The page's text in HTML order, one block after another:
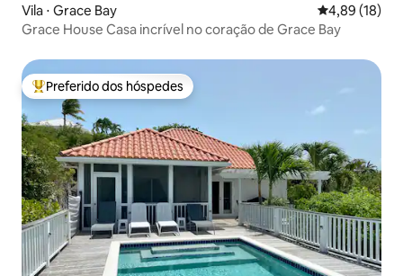
Vila ⋅ Grace Bay 4,89 de uma
4,89 (18)
Grace House Casa incrível no coração de Grace Bay
Entre os melhores preferidos dos hóspedes
Preferido dos hóspedes